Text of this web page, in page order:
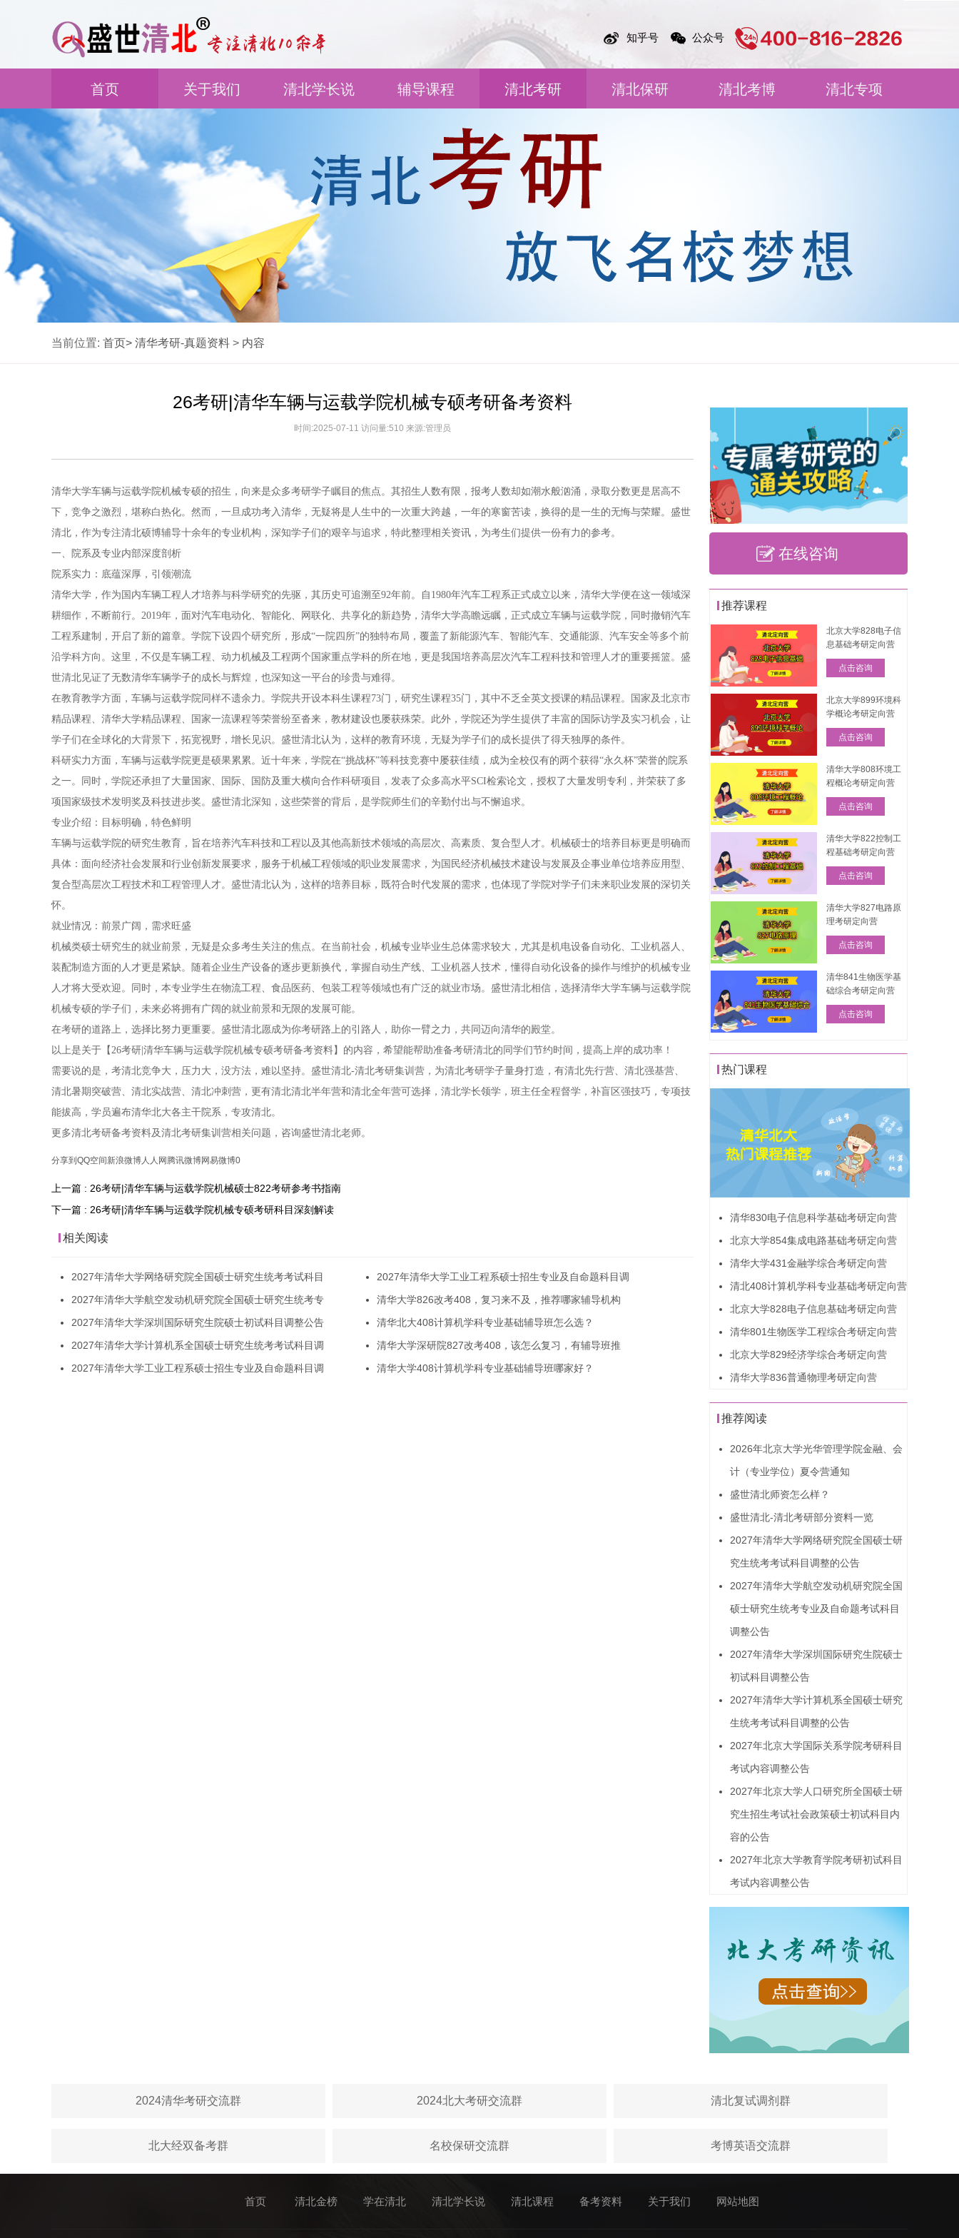
知乎号 公众号
首页 关于我们 清北学长说 辅导课程 清北考研 清北保研 清北考博 清北专项
当前位置: 首页> 清华考研-真题资料 > 内容
26考研|清华车辆与运载学院机械专硕考研备考资料
时间:2025-07-11 访问量:510 来源:管理员
清华大学车辆与运载学院机械专硕的招生，向来是众多考研学子瞩目的焦点。其招生人数有限，报考人数却如潮水般汹涌，录取分数更是居高不
下，竞争之激烈，堪称白热化。然而，一旦成功考入清华，无疑将是人生中的一次重大跨越，一年的寒窗苦读，换得的是一生的无悔与荣耀。盛世
清北，作为专注清北硕博辅导十余年的专业机构，深知学子们的艰辛与追求，特此整理相关资讯，为考生们提供一份有力的参考。
一、院系及专业内部深度剖析
院系实力：底蕴深厚，引领潮流
清华大学，作为国内车辆工程人才培养与科学研究的先驱，其历史可追溯至92年前。自1980年汽车工程系正式成立以来，清华大学便在这一领域深
耕细作，不断前行。2019年，面对汽车电动化、智能化、网联化、共享化的新趋势，清华大学高瞻远瞩，正式成立车辆与运载学院，同时撤销汽车
工程系建制，开启了新的篇章。学院下设四个研究所，形成“一院四所”的独特布局，覆盖了新能源汽车、智能汽车、交通能源、汽车安全等多个前
沿学科方向。这里，不仅是车辆工程、动力机械及工程两个国家重点学科的所在地，更是我国培养高层次汽车工程科技和管理人才的重要摇篮。盛
世清北见证了无数清华车辆学子的成长与辉煌，也深知这一平台的珍贵与难得。
在教育教学方面，车辆与运载学院同样不遗余力。学院共开设本科生课程73门，研究生课程35门，其中不乏全英文授课的精品课程。国家及北京市
精品课程、清华大学精品课程、国家一流课程等荣誉纷至沓来，教材建设也屡获殊荣。此外，学院还为学生提供了丰富的国际访学及实习机会，让
学子们在全球化的大背景下，拓宽视野，增长见识。盛世清北认为，这样的教育环境，无疑为学子们的成长提供了得天独厚的条件。
科研实力方面，车辆与运载学院更是硕果累累。近十年来，学院在“挑战杯”等科技竞赛中屡获佳绩，成为全校仅有的两个获得“永久杯”荣誉的院系
之一。同时，学院还承担了大量国家、国际、国防及重大横向合作科研项目，发表了众多高水平SCI检索论文，授权了大量发明专利，并荣获了多
项国家级技术发明奖及科技进步奖。盛世清北深知，这些荣誉的背后，是学院师生们的辛勤付出与不懈追求。
专业介绍：目标明确，特色鲜明
车辆与运载学院的研究生教育，旨在培养汽车科技和工程以及其他高新技术领域的高层次、高素质、复合型人才。机械硕士的培养目标更是明确而
具体：面向经济社会发展和行业创新发展要求，服务于机械工程领域的职业发展需求，为国民经济机械技术建设与发展及企事业单位培养应用型、
复合型高层次工程技术和工程管理人才。盛世清北认为，这样的培养目标，既符合时代发展的需求，也体现了学院对学子们未来职业发展的深切关
怀。
就业情况：前景广阔，需求旺盛
机械类硕士研究生的就业前景，无疑是众多考生关注的焦点。在当前社会，机械专业毕业生总体需求较大，尤其是机电设备自动化、工业机器人、
装配制造方面的人才更是紧缺。随着企业生产设备的逐步更新换代，掌握自动生产线、工业机器人技术，懂得自动化设备的操作与维护的机械专业
人才将大受欢迎。同时，本专业学生在物流工程、食品医药、包装工程等领域也有广泛的就业市场。盛世清北相信，选择清华大学车辆与运载学院
机械专硕的学子们，未来必将拥有广阔的就业前景和无限的发展可能。
在考研的道路上，选择比努力更重要。盛世清北愿成为你考研路上的引路人，助你一臂之力，共同迈向清华的殿堂。
以上是关于【26考研|清华车辆与运载学院机械专硕考研备考资料】的内容，希望能帮助准备考研清北的同学们节约时间，提高上岸的成功率！
需要说的是，考清北竞争大，压力大，没方法，难以坚持。盛世清北-清北考研集训营，为清北考研学子量身打造，有清北先行营、清北强基营、
清北暑期突破营、清北实战营、清北冲刺营，更有清北清北半年营和清北全年营可选择，清北学长领学，班主任全程督学，补盲区强技巧，专项技
能拔高，学员遍布清华北大各主干院系，专攻清北。
更多清北考研备考资料及清北考研集训营相关问题，咨询盛世清北老师。
分享到 QQ空间 新浪微博人人网 腾讯微博网易微博0
上一篇 : 26考研|清华车辆与运载学院机械硕士822考研参考书指南
下一篇 : 26考研|清华车辆与运载学院机械专硕考研科目深刻解读
相关阅读
2027年清华大学网络研究院全国硕士研究生统考考试科目
2027年清华大学航空发动机研究院全国硕士研究生统考专
2027年清华大学深圳国际研究生院硕士初试科目调整公告
2027年清华大学计算机系全国硕士研究生统考考试科目调
2027年清华大学工业工程系硕士招生专业及自命题科目调
2027年清华大学工业工程系硕士招生专业及自命题科目调
清华大学826改考408，复习来不及，推荐哪家辅导机构
清华北大408计算机学科专业基础辅导班怎么选？
清华大学深研院827改考408，该怎么复习，有辅导班推
清华大学408计算机学科专业基础辅导班哪家好？
在线咨询
推荐课程
北京大学828电子信
息基础考研定向营
点击咨询
北京大学899环境科
学概论考研定向营
点击咨询
清华大学808环境工
程概论考研定向营
点击咨询
清华大学822控制工
程基础考研定向营
点击咨询
清华大学827电路原
理考研定向营
点击咨询
清华841生物医学基
础综合考研定向营
点击咨询
热门课程
清华830电子信息科学基础考研定向营
北京大学854集成电路基础考研定向营
清华大学431金融学综合考研定向营
清北408计算机学科专业基础考研定向营
北京大学828电子信息基础考研定向营
清华801生物医学工程综合考研定向营
北京大学829经济学综合考研定向营
清华大学836普通物理考研定向营
推荐阅读
2026年北京大学光华管理学院金融、会
计（专业学位）夏令营通知
盛世清北师资怎么样？
盛世清北-清北考研部分资料一览
2027年清华大学网络研究院全国硕士研
究生统考考试科目调整的公告
2027年清华大学航空发动机研究院全国
硕士研究生统考专业及自命题考试科目
调整公告
2027年清华大学深圳国际研究生院硕士
初试科目调整公告
2027年清华大学计算机系全国硕士研究
生统考考试科目调整的公告
2027年北京大学国际关系学院考研科目
考试内容调整公告
2027年北京大学人口研究所全国硕士研
究生招生考试社会政策硕士初试科目内
容的公告
2027年北京大学教育学院考研初试科目
考试内容调整公告
2024清华考研交流群 2024北大考研交流群 清北复试调剂群
北大经双备考群 名校保研交流群 考博英语交流群
首页 清北金榜 学在清北 清北学长说 清北课程 备考资料 关于我们 网站地图